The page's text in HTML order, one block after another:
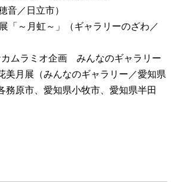
音／日立市）
「～月虹～」（ギャラリーのざわ／
ムラミオ企画 みんなのギャラリー
月展（みんなのギャラリー／愛知県
務原市、愛知県小牧市、愛知県半田